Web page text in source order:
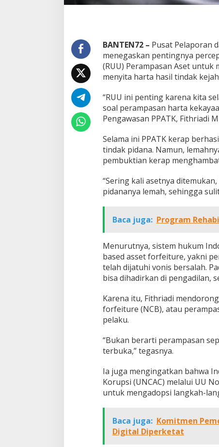
BANTEN72 – Pusat Pelaporan
menegaskan pentingnya
(RUU) Perampasan Aset
menyita harta hasil tindak
“RUU ini penting karena kita
soal perampasan harta
Pengawasan PPATK, Fithriadi
Selama ini PPATK kerap
tindak pidana. Namun,
pembuktian kerap
“Sering kali asetnya
pidananya lemah, sehingga
Baca juga: Program
Menurutnya, sistem hukum
based asset forfeiture, yakni
telah dijatuhi vonis bersalah.
bisa dihadirkan di pengadilan,
Karena itu, Fithriadi
forfeiture (NCB), atau
pelaku.
“Bukan berarti perampasan
terbuka,” tegasnya.
Ia juga mengingatkan bahwa
Korupsi (UNCAC) melalui UU
untuk mengadopsi langkah-
Baca juga: Komitmen
Digital Diperketat